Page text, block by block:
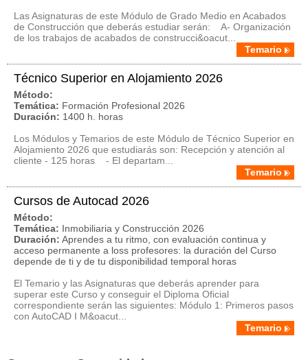
Las Asignaturas de este Módulo de Grado Medio en Acabados
de Construcción que deberás estudiar serán: A- Organización
de los trabajos de acabados de construcci&oacut...
Temario
Técnico Superior en Alojamiento 2026
Método:
Temática: Formación Profesional 2026
Duración: 1400 h. horas
Los Módulos y Temarios de este Módulo de Técnico Superior en
Alojamiento 2026 que estudiarás son: Recepción y atención al
cliente - 125 horas - El departam...
Temario
Cursos de Autocad 2026
Método:
Temática: Inmobiliaria y Construcción 2026
Duración: Aprendes a tu ritmo, con evaluación continua y
acceso permanente a loss profesores: la duración del Curso
depende de ti y de tu disponibilidad temporal horas
El Temario y las Asignaturas que deberás aprender para
superar este Curso y conseguir el Diploma Oficial
correspondiente serán las siguientes: Módulo 1: Primeros pasos
con AutoCAD I M&oacut...
Temario